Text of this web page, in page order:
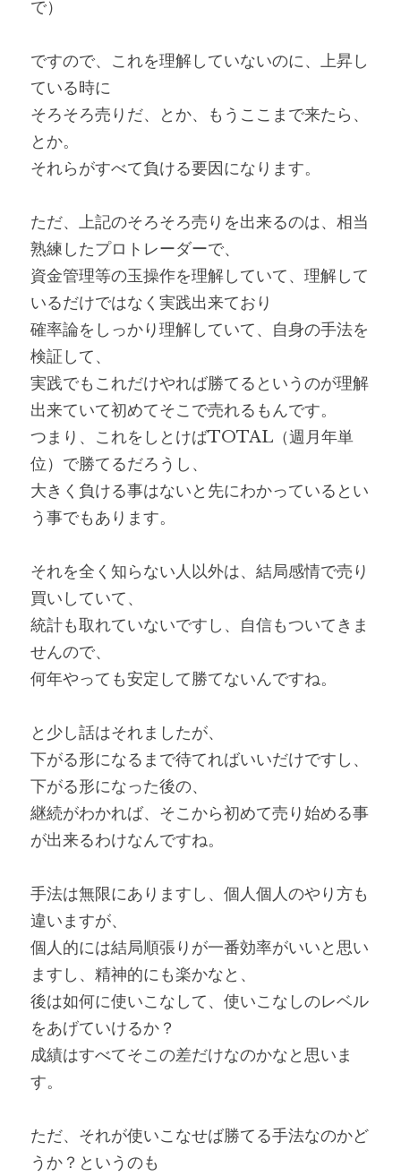
で）
ですので、これを理解していないのに、上昇し
ている時に
そろそろ売りだ、とか、もうここまで来たら、
とか。
それらがすべて負ける要因になります。
ただ、上記のそろそろ売りを出来るのは、相当
熟練したプロトレーダーで、
資金管理等の玉操作を理解していて、理解して
いるだけではなく実践出来ており
確率論をしっかり理解していて、自身の手法を
検証して、
実践でもこれだけやれば勝てるというのが理解
出来ていて初めてそこで売れるもんです。
つまり、これをしとけばTOTAL（週月年単
位）で勝てるだろうし、
大きく負ける事はないと先にわかっているとい
う事でもあります。
それを全く知らない人以外は、結局感情で売り
買いしていて、
統計も取れていないですし、自信もついてきま
せんので、
何年やっても安定して勝てないんですね。
と少し話はそれましたが、
下がる形になるまで待てればいいだけですし、
下がる形になった後の、
継続がわかれば、そこから初めて売り始める事
が出来るわけなんですね。
手法は無限にありますし、個人個人のやり方も
違いますが、
個人的には結局順張りが一番効率がいいと思い
ますし、精神的にも楽かなと、
後は如何に使いこなして、使いこなしのレベル
をあげていけるか？
成績はすべてそこの差だけなのかなと思いま
す。
ただ、それが使いこなせば勝てる手法なのかど
うか？というのも